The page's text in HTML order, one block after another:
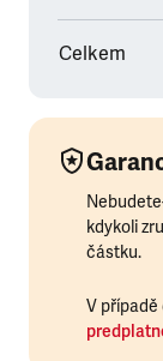
Celkem
kdykoli
částku.
V